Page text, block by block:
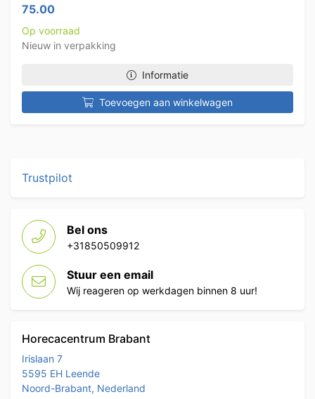
75.00
Op voorraad
Nieuw in verpakking
Informatie
Toevoegen aan winkelwagen
Trustpilot
Bel ons
+31850509912
Stuur een email
Wij reageren op werkdagen binnen 8 uur!
Horecacentrum Brabant
Irislaan 7
5595 EH Leende
Noord-Brabant, Nederland